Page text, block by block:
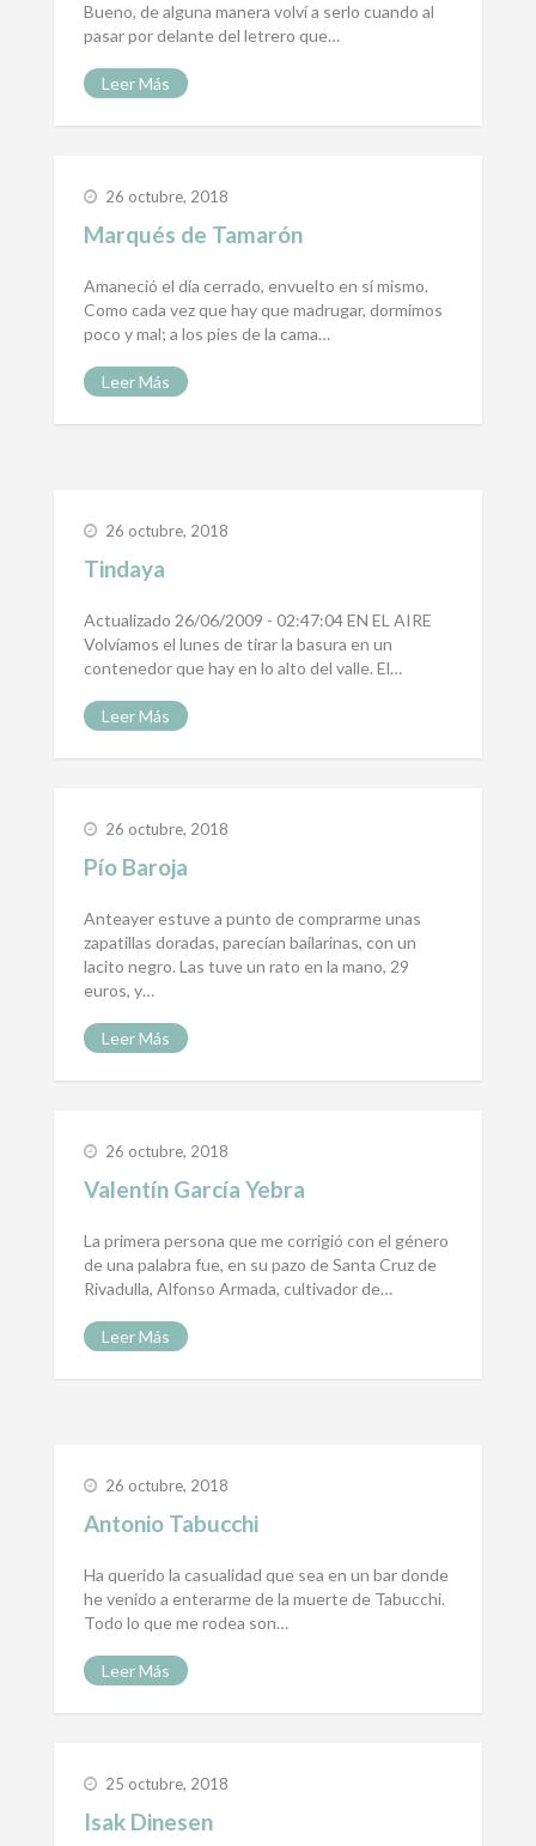
Bueno, de alguna manera volví a serlo cuando al
pasar por delante del letrero que…
Leer Más
26 octubre, 2018
Marqués de Tamarón
Amaneció el día cerrado, envuelto en sí mismo.
Como cada vez que hay que madrugar, dormimos
poco y mal; a los pies de la cama…
Leer Más
26 octubre, 2018
Tindaya
Actualizado 26/06/2009 - 02:47:04 EN EL AIRE
Volvíamos el lunes de tirar la basura en un
contenedor que hay en lo alto del valle. El…
Leer Más
26 octubre, 2018
Pío Baroja
Anteayer estuve a punto de comprarme unas
zapatillas doradas, parecían bailarinas, con un
lacito negro. Las tuve un rato en la mano, 29
euros, y…
Leer Más
26 octubre, 2018
Valentín García Yebra
La primera persona que me corrigió con el género
de una palabra fue, en su pazo de Santa Cruz de
Rivadulla, Alfonso Armada, cultivador de…
Leer Más
26 octubre, 2018
Antonio Tabucchi
Ha querido la casualidad que sea en un bar donde
he venido a enterarme de la muerte de Tabucchi.
Todo lo que me rodea son…
Leer Más
25 octubre, 2018
Isak Dinesen